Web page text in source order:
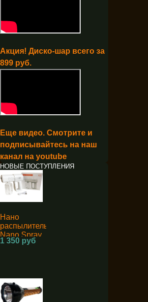
Акция! Диско-шар всего за
899 руб.
Еще видео. Смотрите и
подписывайтесь на наш
канал на youtube
НОВЫЕ ПОСТУПЛЕНИЯ
Нано
распылитель
Nano Spray
Machine K5
1 350 руб